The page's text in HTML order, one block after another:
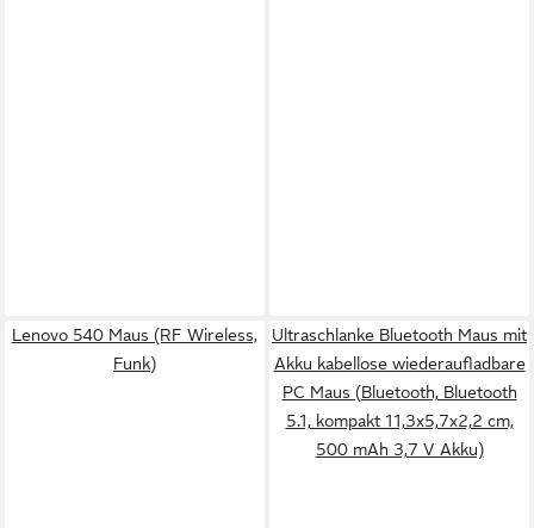
Lenovo 540 Maus (RF Wireless,
Funk)
Ultraschlanke Bluetooth Maus mit
Akku kabellose wiederaufladbare
PC Maus (Bluetooth, Bluetooth
5.1, kompakt 11,3x5,7x2,2 cm,
500 mAh 3,7 V Akku)